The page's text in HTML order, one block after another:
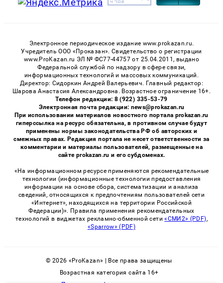
Электронное периодическое издание www.prokazan.ru.
Учредитель ООО «Проказан». Cвидетельство о регистрации
www.ProKazan.ru ЭЛ № ФС77-44757 от 25.04.2011, выдано
Федеральной службой по надзору в сфере связи,
информационных технологий и массовых коммуникаций.
Директор: Сидоркин Андрей Валерьевич. Главный редактор:
Шарова Анастасия Александровна. Возрастное ограничение 16+.
Телефон редакции: 8 (922) 335-53-79
Электронная почта редакции: news@prokazan.ru
При использовании материалов новостного портала prokazan.ru
гиперссылка на ресурс обязательна, в противном случае будут
применены нормы законодательства РФ об авторских и
смежных правах. Редакция портала не несет ответственности за
комментарии и материалы пользователей, размещенные на
сайте prokazan.ru и его субдоменах.
«На информационном ресурсе применяются рекомендательные
технологии (информационные технологии предоставления
информации на основе сбора, систематизации и анализа
сведений, относящихся к предпочтениям пользователей сети
«Интернет», находящихся на территории Российской
Федерации)». Правила применения рекомендательных
технологий в виджетах рекламно-обменной сети«СМИ2» (PDF),
«Sparrow» (PDF)
© 2026 «ProKazan» | Все права защищены
Возрастная категория сайта 16+